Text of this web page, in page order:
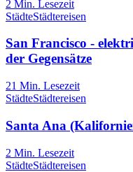
2 Min. Lesezeit
StädteStädtereisen
San Francisco -
der Gegensätze
21 Min. Lesezeit
StädteStädtereisen
Santa Ana
2 Min. Lesezeit
StädteStädtereisen